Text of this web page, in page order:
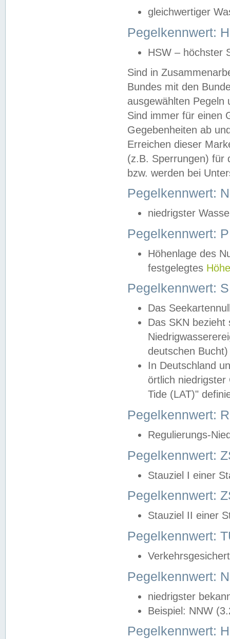
gleichwertiger
Pegelkennwert:
HSW – höchster
Sind in
Bundes mit den
ausgewählten
Sind immer für einen
Gegebenheiten ab
Erreichen dieser
(z.B. Sperrungen) für
bzw. werden bei
Pegelkennwert:
niedrigster
Pegelkennwert:
Höhenlage des
festgelegtes
Pegelkennwert:
Das
Das SKN
deutschen
In Deutschland
örtlich
Tide (LAT)"
Pegelkennwert:
Regulierungs-
Pegelkennwert:
Stauziel I einer
Pegelkennwert:
Stauziel II einer
Pegelkennwert:
Pegelkennwert:
niedrigster
Beispiel: NNW
Pegelkennwert: